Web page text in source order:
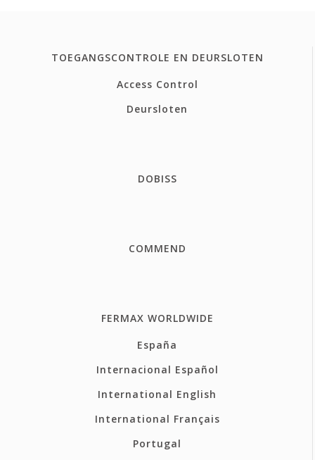
TOEGANGSCONTROLE EN DEURSLOTEN
Access Control
Deursloten
DOBISS
COMMEND
FERMAX WORLDWIDE
España
Internacional Español
International English
International Français
Portugal